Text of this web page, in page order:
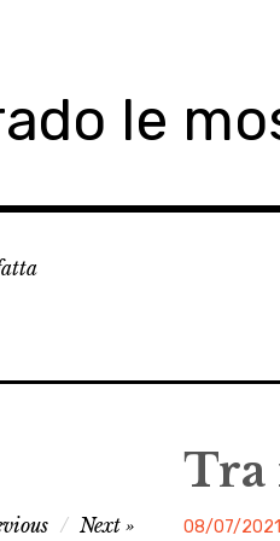
le
Tra
malgrado
08/07/2021
Next